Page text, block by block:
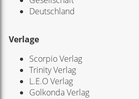
Deutschland
Verlage
Scorpio Verlag
Trinity Verlag
L.E.O Verlag
Golkonda Verlag